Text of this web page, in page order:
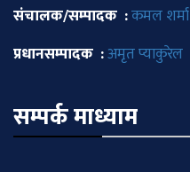
संचालक/सम्पादक :कमल शर्मा
प्रधानसम्पादक :अमृत प्याकुरेल
सम्पर्क माध्याम